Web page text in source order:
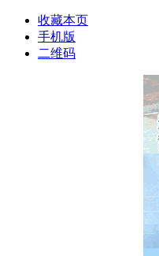
收藏本页
手机版
二维码